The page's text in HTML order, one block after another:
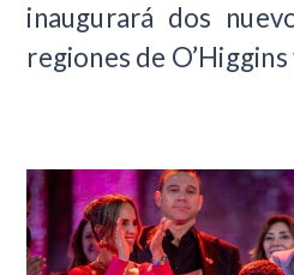
inaugurará dos
regiones de